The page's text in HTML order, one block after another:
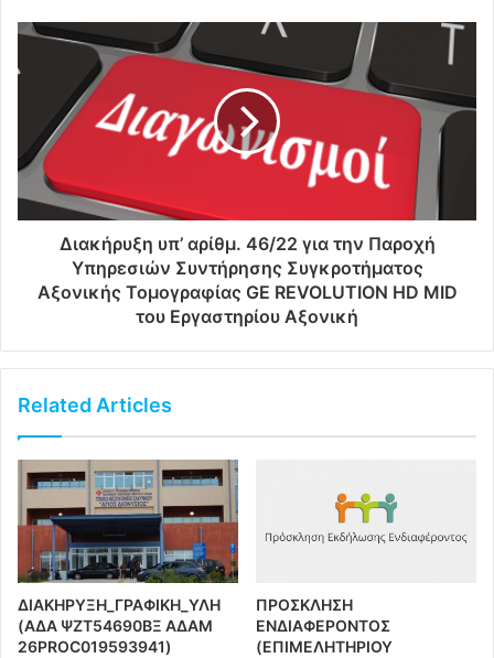
Διακήρυξη υπ’ αρίθμ. 46/22 για την Παροχή
Υπηρεσιών Συντήρησης Συγκροτήματος
Αξονικής Τομογραφίας GE REVOLUTION HD MID
του Εργαστηρίου Αξονική
Related Articles
ΔΙΑΚΗΡΥΞΗ_ΓΡΑΦΙΚΗ_ΥΛΗ
(ΑΔΑ ΨΖΤ54690ΒΞ ΑΔΑΜ
26PROC019593941)
ΠΡΟΣΚΛΗΣΗ
ΕΝΔΙΑΦΕΡΟΝΤΟΣ
(ΕΠΙΜΕΛΗΤΗΡΙΟΥ